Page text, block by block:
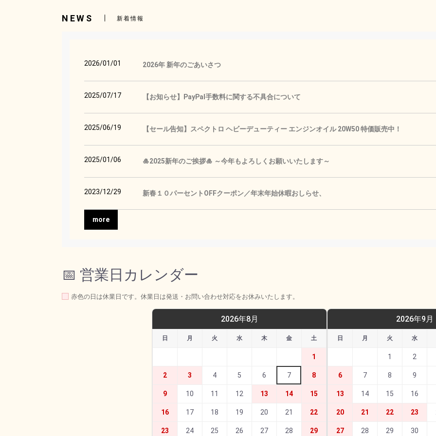
NEWS 新着情報
2026/01/01 2026年 新年のごあいさつ
2025/07/17 【お知らせ】PayPal手数料に関する不具合について
2025/06/19 【セール告知】スペクトロ ヘビーデューティー エンジンオイル 20W50 特価販売中！
2025/01/06 🎍2025新年のご挨拶🎍 ～今年もよろしくお願いいたします～
2023/12/29 新春１０パーセントOFFクーポン／年末年始休暇おしらせ、
more
📅 営業日カレンダー
赤色の日は休業日です。休業日は発送・お問い合わせ対応をお休みいたします。
2026年8月
日 月 火 水 木 金 土
1
2 3 4 5 6 7 8
9 10 11 12 13 14 15
16 17 18 19 20 21 22
23 24 25 26 27 28 29
2026年9月
日 月 火 水
1 2
6 7 8 9
13 14 15 16
20 21 22 23
27 28 29 30